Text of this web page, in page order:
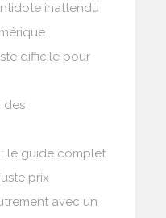
inattendu
difficile pour
des
le guide complet
prix
avec un